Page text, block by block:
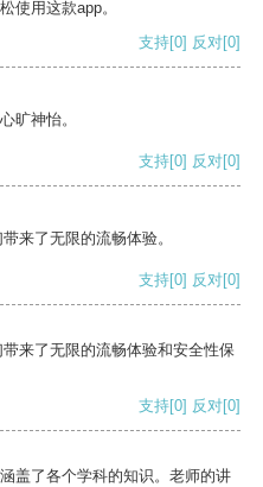
使用这款app。
支持[0] 反对[0]
旷神怡。
支持[0] 反对[0]
来了无限的流畅体验。
支持[0] 反对[0]
来了无限的流畅体验和安全性保
支持[0] 反对[0]
盖了各个学科的知识。老师的讲